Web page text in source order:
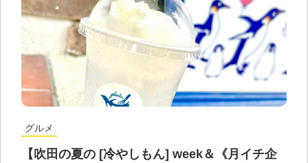
グルメ
【吹田の夏の [冷やしもん] week＆《月イチ企